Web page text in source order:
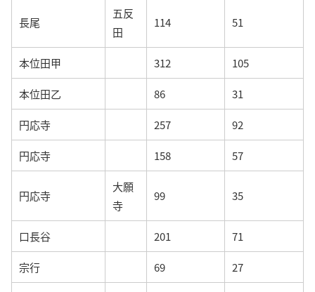
長尾
五反
田
114 51
本位田甲 312 105
本位田乙 86 31
円応寺 257 92
円応寺 158 57
円応寺
大願
寺
99 35
口長谷 201 71
宗行 69 27